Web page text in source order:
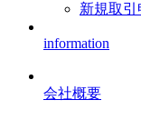
新規取引
information
会社概要